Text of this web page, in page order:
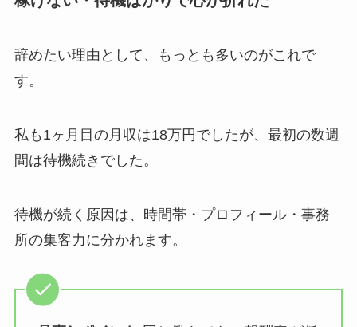
辞めたい理由として、もっとも多いのがこれで
す。
私も1ヶ月目の月収は18万円でしたが、最初の数週
間は待機続きでした。
待機が続く原因は、時間帯・プロフィール・事務
所の集客力に分かれます。